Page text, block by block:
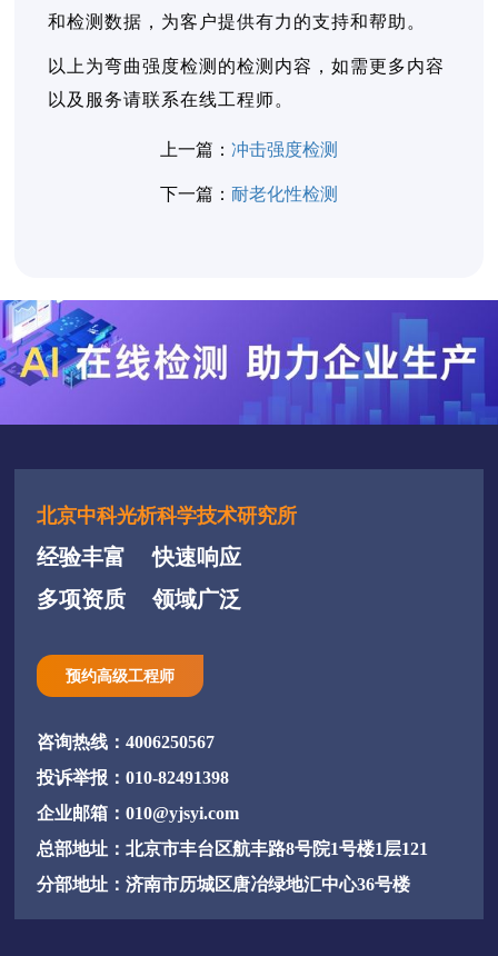
和检测数据，为客户提供有力的支持和帮助。
以上为弯曲强度检测的检测内容，如需更多内容
以及服务请联系在线工程师。
上一篇： 冲击强度检测
下一篇： 耐老化性检测
北京中科光析科学技术研究所
经验丰富
快速响应
多项资质
领域广泛
预约高级工程师
咨询热线：4006250567
投诉举报：010-82491398
企业邮箱：010@yjsyi.com
总部地址：北京市丰台区航丰路8号院1号楼1层121
分部地址：济南市历城区唐冶绿地汇中心36号楼